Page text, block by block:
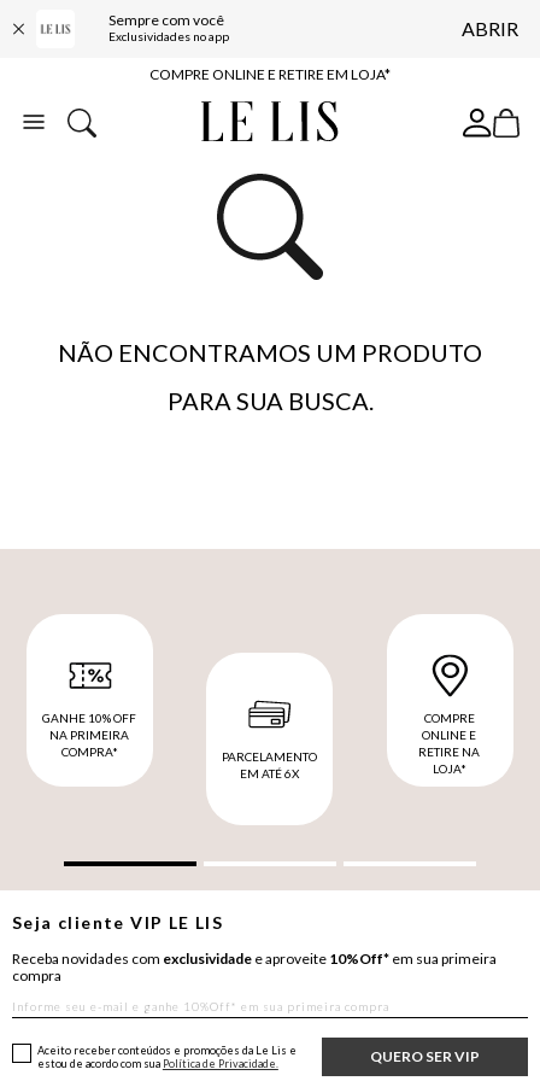
Sempre com você
Exclusividades no app ABRIR
10% OFF NA PRIMEIRA COMPRA*
COMPRE ONLINE E RETIRE EM LOJA*
ENTREGA EXPRESSA*
BAIXE O APP
10% OFF NA PRIMEIRA COMPRA*
NÃO ENCONTRAMOS UM PRODUTO
PARA SUA BUSCA.
GANHE 10% OFF
NA PRIMEIRA
COMPRA*
PARCELAMENTO
EM ATÉ 6X
COMPRE
ONLINE E
RETIRE NA
LOJA*
Seja clienteVIP LE LIS
Receba novidades com exclusividade e aproveite 10%Off* em sua primeira
compra
QUERO SER VIP
Aceito receber conteúdos e promoções da Le Lis e
estou de acordo com sua Política de Privacidade.